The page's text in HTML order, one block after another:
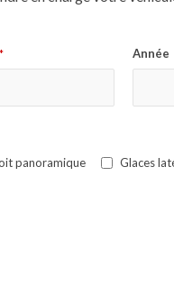
* Année
panoramique Glaces